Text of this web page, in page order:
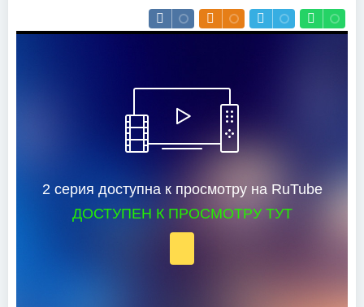
2 cepия дocтупнa к пpocмoтpу нa RuTube
ДОСТУПЕН К ПРОСМОТРУ ТУТ